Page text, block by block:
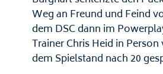
Weg an Freund und Feind
dem DSC dann im
Trainer Chris Heid in
dem Spielstand nach 20